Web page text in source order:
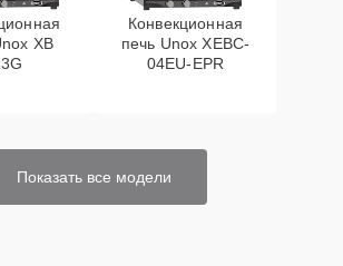
XB
Конвекционная
печь Unox XEBC-
04EU-EPR
Показать все модели